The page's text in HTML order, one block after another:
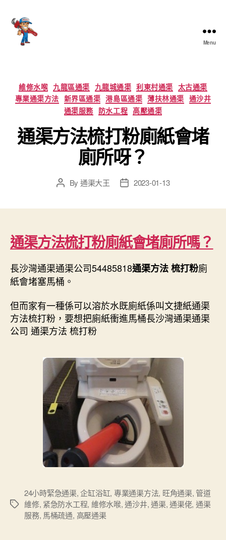
大
王
Menu
Categories
維修水喉 九龍區通渠 九龍城通渠 利東村通渠 太古通渠
專業通渠方法 新界區通渠 港島區通渠 薄扶林通渠 通沙井
通渠服務 防水工程 高壓通渠
通渠方法梳打粉廁紙會堵
廁所呀？
PostBy 通渠大王
Post2023-01-13
通渠方法梳打粉廁紙會堵廁所嗎？
長沙灣通渠通渠公司54485818通渠方法 梳打粉廁
紙會堵塞馬桶。
但而家有一種係可以溶於水既廁紙係叫文捷紙通渠
方法梳打粉，要想把廁紙衝進馬桶長沙灣通渠通渠
公司 通渠方法 梳打粉
Tags
24小時緊急通渠,企缸浴缸, 專業通渠方法, 旺角通渠, 管道
維修, 紧急防水工程, 維修水喉,通沙井,通渠,通渠佬, 通渠
服務, 馬桶疏通, 高壓通渠